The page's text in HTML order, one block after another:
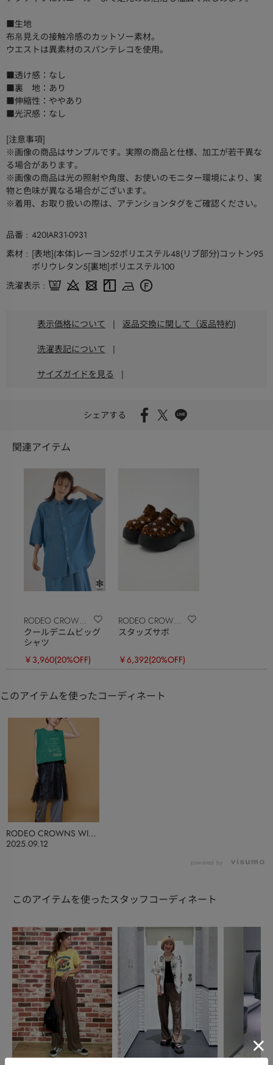
■生地
布帛見えの接触冷感のカットソー素材。
ウエストは異素材のスパンテレコを使用。
■透け感：なし
■裏 地：あり
■伸縮性：ややあり
■光沢感：なし
[注意事項]
※画像の商品はサンプルです。実際の商品と仕様、加工が若干異な
る場合があります。
※画像の商品は光の照射や角度、お使いのモニター環境により、実
物と色味が異なる場合がございます。
※着用、お取り扱いの際は、アテンションタグをご確認ください。
品番
420IAR31-0931
素材
[表地](本体)レーヨン52ポリエステル48(リブ部分)コットン95
ポリウレタン5[裏地]ポリエステル100
洗濯表示
表示価格について | 返品交換に関して（返品特約)
洗濯表記について |
サイズガイドを見る |
シェアする
関連アイテム
RODEO CROWNS
WIDE BOWL
クールデニムビッグ
シャツ
￥3,960(20%OFF)
RODEO CROWNS
WIDE BOWL
スタッズサボ
￥6,392(20%OFF)
このアイテムを使ったコーディネート
2025.09.12
RODEO CROWNS WIDE
BOWL
powered by
このアイテムを使ったスタッフコーディネート